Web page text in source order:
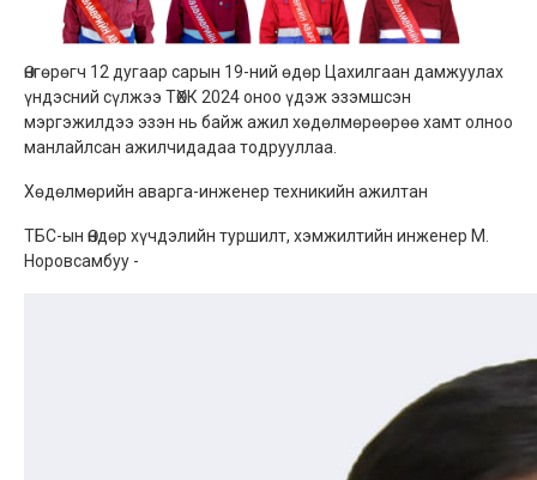
Өнгөрөгч 12 дугаар сарын 19-ний өдөр Цахилгаан дамжуулах
үндэсний сүлжээ ТӨХК 2024 оноо үдэж эзэмшсэн
мэргэжилдээ эзэн нь байж ажил хөдөлмөрөөрөө хамт олноо
манлайлсан ажилчидадаа тодрууллаа.
Хөдөлмөрийн аварга-инженер техникийн ажилтан
ТБС-ын Өндөр хүчдэлийн туршилт, хэмжилтийн инженер М.
Норовсамбуу -